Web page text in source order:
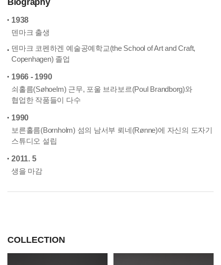
Biography
1938
덴마크 출생
덴마크 코펜하겐 예술공예학교(the School of Art and Craft,
Copenhagen) 졸업
1966 - 1990
쇠홀름(Søhoelm) 근무, 포울 브라보르(Poul Brandborg)와
협업한 작품들이 다수
1990
보른홀름(Bornholm) 섬의 남서부 뢰네(Rønne)에 자신의 도자기
스튜디오 설립
2011. 5
생을 마감
COLLECTION